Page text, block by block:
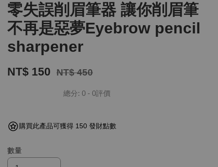
零失誤削眉筆器 讓你削眉筆
不再是惡夢Eyebrow pencil
sharpener
NT$ 150 NT$ 450
總分: 0 - 0評價
購買此產品可獲得 150 發財點數
數量